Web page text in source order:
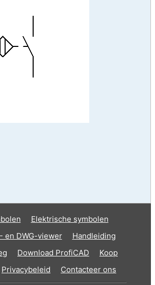
Elektrische symbolen
en DWG-viewer
Handleiding
Download ProfiCAD
Koop
Privacybeleid Contacteer ons